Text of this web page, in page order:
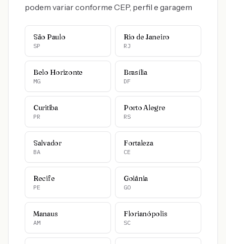
podem variar conforme CEP, perfil e garagem
São Paulo
SP
Rio de Janeiro
RJ
Belo Horizonte
MG
Brasília
DF
Curitiba
PR
Porto Alegre
RS
Salvador
BA
Fortaleza
CE
Recife
PE
Goiânia
GO
Manaus
AM
Florianópolis
SC